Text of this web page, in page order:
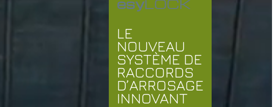
LE
NOUVEAU
SYSTÈME DE
RACCORDS
D’ARROSAGE
INNOVANT